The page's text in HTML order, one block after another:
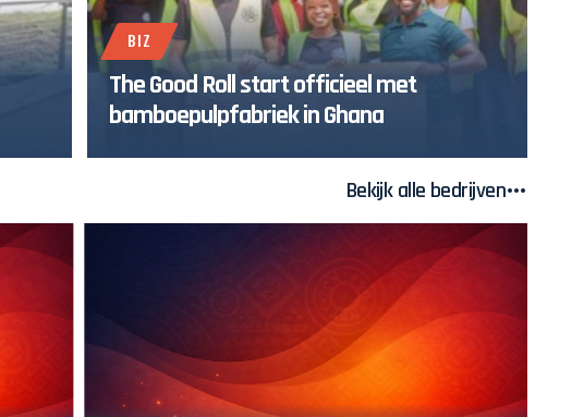
BIZ
The Good Roll start officieel met
bamboepulpfabriek in Ghana
Bekijk alle bedrijven